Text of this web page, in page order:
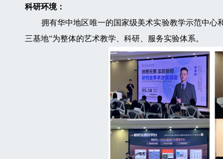
科研环境：
拥有华中地区唯一的国家级美术实验教学示范中心
三基地”为整体的艺术教学、科研、服务实验体系。